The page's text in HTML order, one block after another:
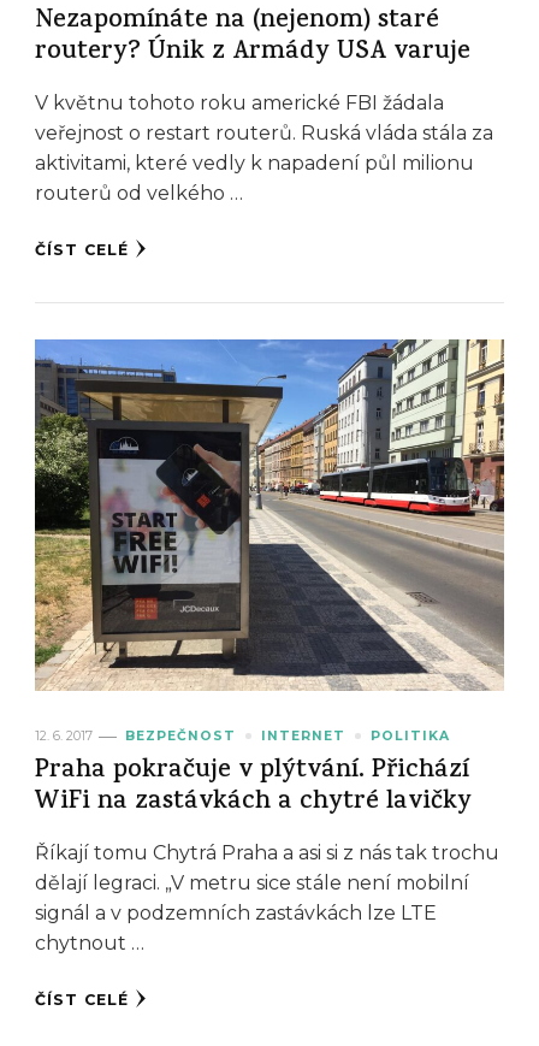
Nezapomínáte na (nejenom) staré
routery? Únik z Armády USA varuje
V květnu tohoto roku americké FBI žádala
veřejnost o restart routerů. Ruská vláda stála za
aktivitami, které vedly k napadení půl milionu
routerů od velkého …
ČÍST CELÉ
12. 6. 2017 BEZPEČNOST INTERNET POLITIKA
Praha pokračuje v plýtvání. Přichází
WiFi na zastávkách a chytré lavičky
Říkají tomu Chytrá Praha a asi si z nás tak trochu
dělají legraci. „V metru sice stále není mobilní
signál a v podzemních zastávkách lze LTE
chytnout …
ČÍST CELÉ